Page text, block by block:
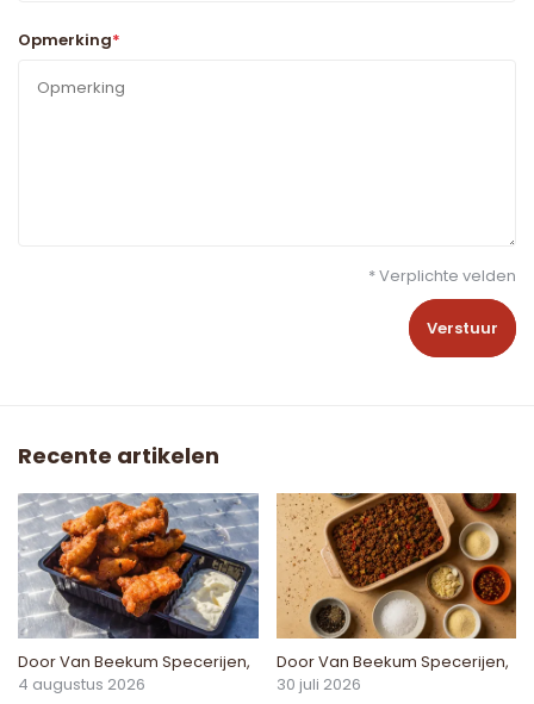
Opmerking*
* Verplichte velden
Verstuur
Recente artikelen
DoorVan Beekum Specerijen,
4 augustus 2026
DoorVan Beekum Specerijen,
30 juli 2026